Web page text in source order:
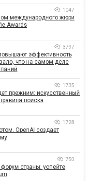
1047
международного жюри
Awards
3797
эффективность
что на самом деле
1735
прежним: искусственный
поиска
1728
OpenAI создает
750
страны: успейте